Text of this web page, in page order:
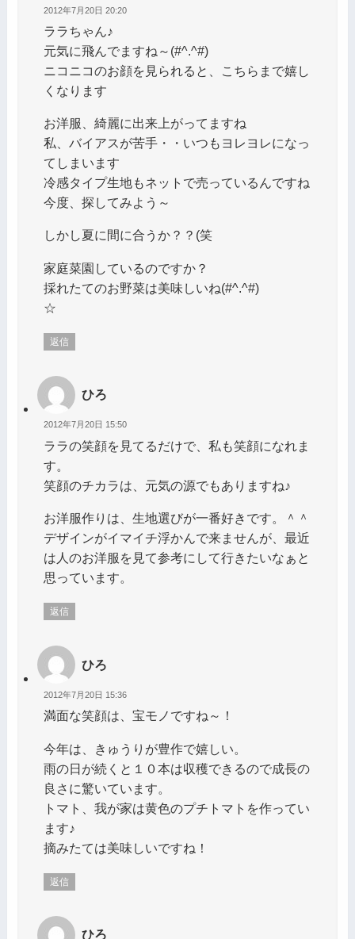
2012年7月20日 20:20
ララちゃん♪
元気に飛んでますね～(#^.^#)
ニコニコのお顔を見られると、こちらまで嬉し
くなります
お洋服、綺麗に出来上がってますね
私、バイアスが苦手・・いつもヨレヨレになっ
てしまいます
冷感タイプ生地もネットで売っているんですね
今度、探してみよう～
しかし夏に間に合うか？？(笑
家庭菜園しているのですか？
採れたてのお野菜は美味しいね(#^.^#)
☆
返信
ひろ
2012年7月20日 15:50
ララの笑顔を見てるだけで、私も笑顔になれま
す。
笑顔のチカラは、元気の源でもありますね♪
お洋服作りは、生地選びが一番好きです。＾＾
デザインがイマイチ浮かんで来ませんが、最近
は人のお洋服を見て参考にして行きたいなぁと
思っています。
返信
ひろ
2012年7月20日 15:36
満面な笑顔は、宝モノですね～！
今年は、きゅうりが豊作で嬉しい。
雨の日が続くと１０本は収穫できるので成長の
良さに驚いています。
トマト、我が家は黄色のプチトマトを作ってい
ます♪
摘みたては美味しいですね！
返信
ひろ